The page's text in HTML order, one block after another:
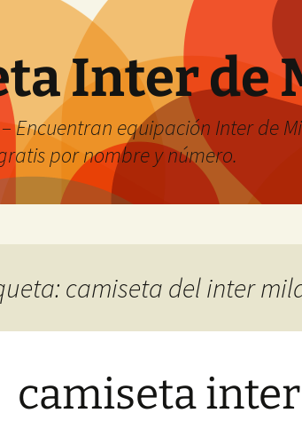
Inter de
Encuentran equipación Inter de
por nombre y número.
camiseta del inter
camiseta